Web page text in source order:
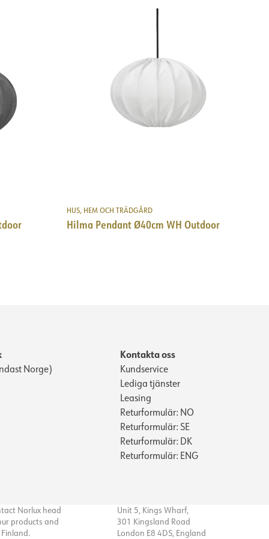
HUS, HEM OCH TRÄDGÅRD
Hilma Pendant Ø40cm WH Outdoor
Norge)
Kontakta oss
Kundservice
Lediga tjänster
Leasing
Returformulär: NO
Returformulär: SE
Returformulär: DK
Returformulär: ENG
Norlux head
products and
Finland.
Unit 5, Kings Wharf,
301 Kingsland Road
London E8 4DS, England